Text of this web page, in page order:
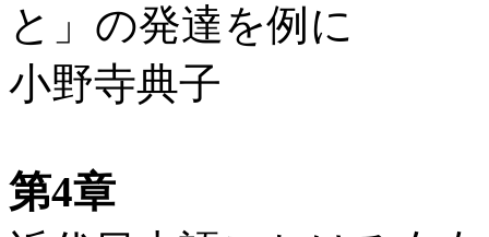
と」の発達を例に
小野寺典子
第4章